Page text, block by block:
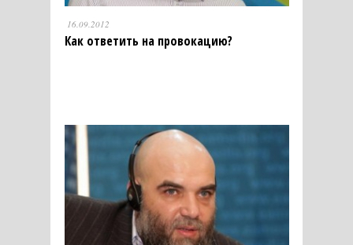
16.09.2012
Как ответить на провокацию?